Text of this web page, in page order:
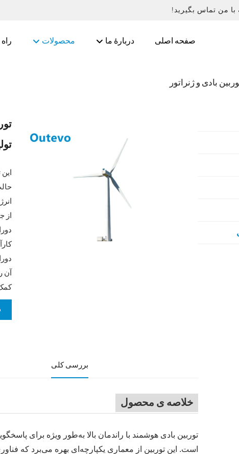
من تماس بگیرید!
صفحه اصلی دربارهٔ ما محصولات
بادی و ژنراتور
از
آن
بررسی کلی
خلاصه ی محصول
توربین بادی هوشمند با راندمان بالا به‌طور ویژه برای
است. این توربین از معماری یکپارچه‌ای بهره می‌برد که